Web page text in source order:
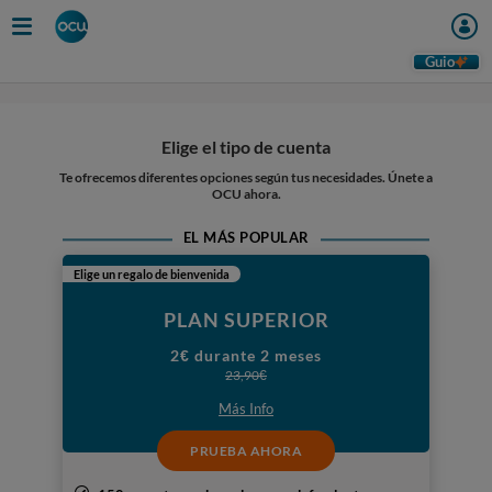
Guio
Elige el tipo de cuenta
Te ofrecemos diferentes opciones según tus necesidades. Únete a
OCU ahora.
EL MÁS POPULAR
Elige un regalo de bienvenida
PLAN SUPERIOR
2€ durante 2 meses
23,90€
Más Info
PRUEBA AHORA